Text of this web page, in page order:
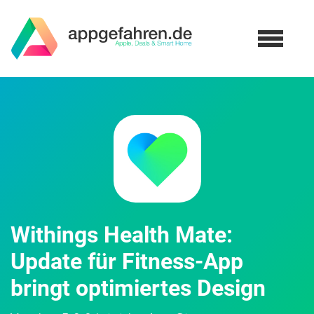
Withings Health Mate:
Update für Fitness-App
bringt optimiertes Design